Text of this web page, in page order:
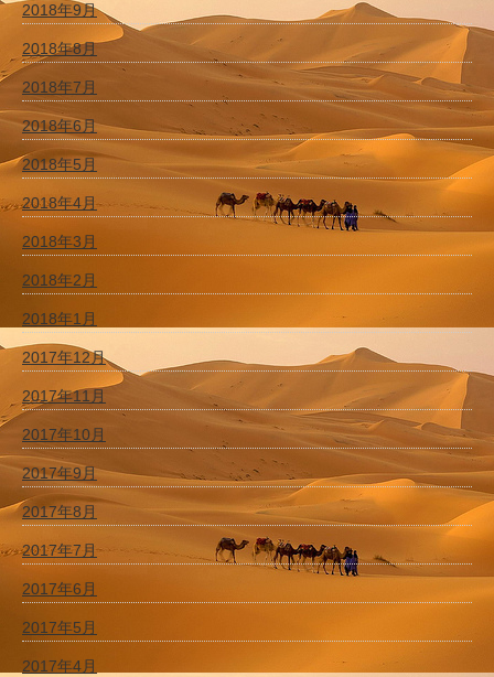
2018年9月
2018年8月
2018年7月
2018年6月
2018年5月
2018年4月
2018年3月
2018年2月
2018年1月
2017年12月
2017年11月
2017年10月
2017年9月
2017年8月
2017年7月
2017年6月
2017年5月
2017年4月